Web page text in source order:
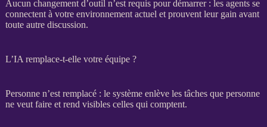
Aucun changement d’outil n’est requis pour démarrer : les agentsse
connectent à votre environnement actuel et prouvent leur gain avant
toute autre discussion.
L’IA remplace-t-elle votre équipe ?
Personne n’est remplacé : le système enlève les tâches que personne
ne veut faire et rend visibles celles qui comptent.